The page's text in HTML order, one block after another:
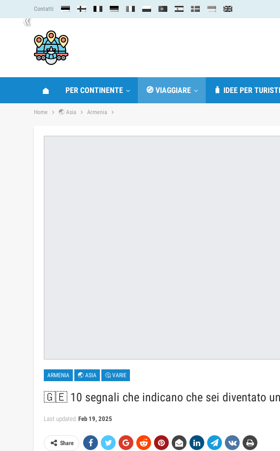
« Contatti
PER CONTINENTE 🧭 VIAGGIARE 🧳 IDEE PER TURISTI
Home 🌏 Asia Armenia
ARMENIA 🌏 ASIA 🤔 VARIE
🇬🇪 10 segnali che indicano che sei diventato
Last updated Feb 19, 2025
Share